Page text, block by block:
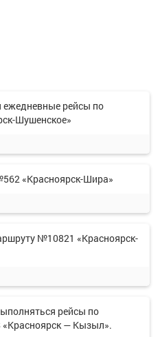
ежедневные рейсы по
Шушенское»
«Красноярск-Шира»
№10821 «Красноярск-
рейсы по
— Кызыл».